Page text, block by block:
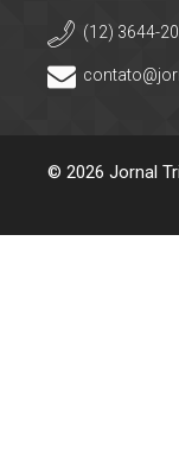
(12) 3644-
© 2026 Jornal